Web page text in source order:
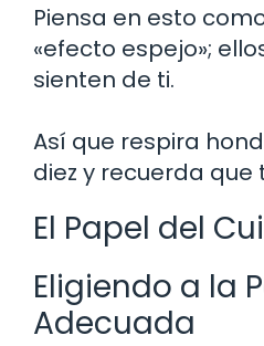
Piensa en esto
«efecto espejo»;
sienten de ti.
Así que respira
diez y recuerda
El Papel del
Eligiendo a la
Adecuada